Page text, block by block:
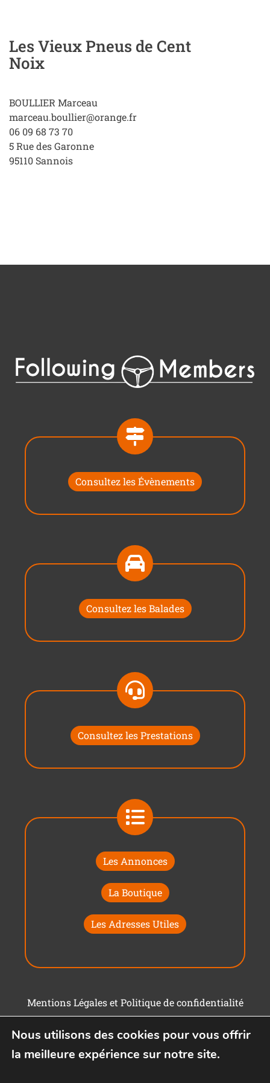
Les Vieux Pneus de Cent
Noix
BOULLIER Marceau
marceau.boullier@orange.fr
06 09 68 73 70
5 Rue des Garonne
95110 Sannois
Consultez les Évènements
Consultez les Balades
Consultez les Prestations
Les Annonces
La Boutique
Les Adresses Utiles
Mentions Légales et Politique de confidentialité
Nous utilisons des cookies pour vous offrir
la meilleure expérience sur notre site.